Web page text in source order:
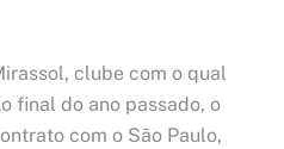
clube com o qual
final do ano passado, o
com o São Paulo,